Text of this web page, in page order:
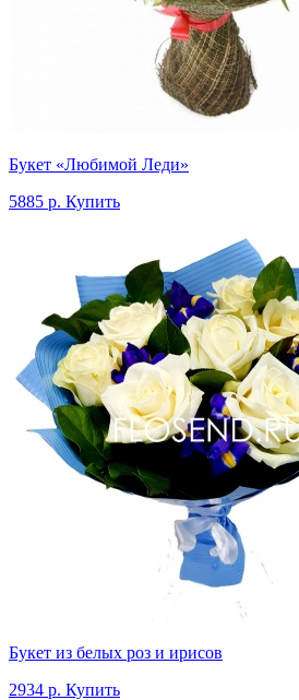
Букет «Любимой Леди»
5885 р. Купить
Букет из белых роз и ирисов
2934 р. Купить